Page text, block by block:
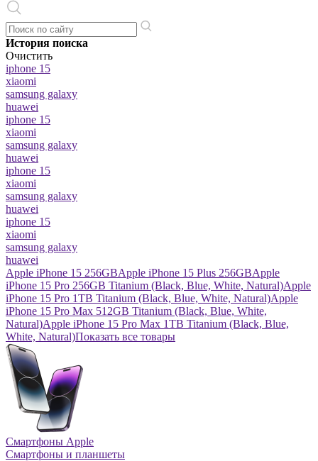
История поиска
Очистить
iphone 15
xiaomi
samsung galaxy
huawei
iphone 15
xiaomi
samsung galaxy
huawei
iphone 15
xiaomi
samsung galaxy
huawei
iphone 15
xiaomi
samsung galaxy
huawei
Apple iPhone 15 256GBApple iPhone 15 Plus 256GBApple
iPhone 15 Pro 256GB Titanium (Black, Blue, White, Natural)Apple
iPhone 15 Pro 1TB Titanium (Black, Blue, White, Natural)Apple
iPhone 15 Pro Max 512GB Titanium (Black, Blue, White,
Natural)Apple iPhone 15 Pro Max 1TB Titanium (Black, Blue,
White, Natural)Показать все товары
Смартфоны Apple
Смартфоны и планшеты